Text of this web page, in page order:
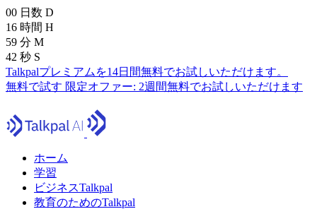
00 日数 D
16 時間 H
59 分 M
41 秒 S
Talkpalプレミアムを14日間無料でお試しいただけます。
無料で試す 限定オファー: 2週間無料でお試しいただけます
ホーム
学習
ビジネスTalkpal
教育のためのTalkpal